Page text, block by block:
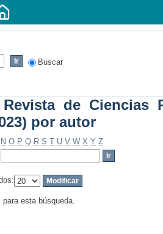
Buscar
de Ciencias
por autor
N O P Q R S T U V W X Y Z
esta búsqueda.